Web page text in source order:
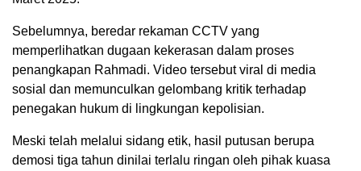
Sebelumnya, beredar rekaman CCTV yang
memperlihatkan dugaan kekerasan dalam proses
penangkapan Rahmadi. Video tersebut viral di media
sosial dan memunculkan gelombang kritik terhadap
penegakan hukum di lingkungan kepolisian.
Meski telah melalui sidang etik, hasil putusan berupa
demosi tiga tahun dinilai terlalu ringan oleh pihak kuasa